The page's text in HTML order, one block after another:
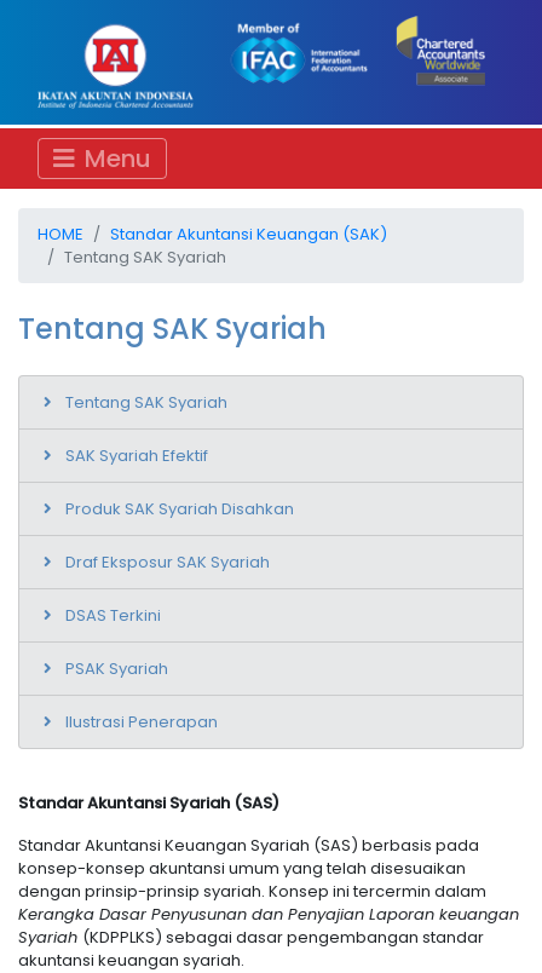
Menu
HOME
Standar Akuntansi Keuangan (SAK)
Tentang SAK Syariah
Tentang SAK Syariah
Tentang SAK Syariah
SAK Syariah Efektif
Produk SAK Syariah Disahkan
Draf Eksposur SAK Syariah
DSAS Terkini
PSAK Syariah
Ilustrasi Penerapan
Standar Akuntansi Syariah (SAS)
Standar Akuntansi Keuangan Syariah (SAS) berbasis pada
konsep-konsep akuntansi umum yang telah disesuaikan
dengan prinsip-prinsip syariah. Konsep ini tercermin dalam
Kerangka Dasar Penyusunan dan Penyajian Laporan keuangan
Syariah (KDPPLKS) sebagai dasar pengembangan standar
akuntansi keuangan syariah.